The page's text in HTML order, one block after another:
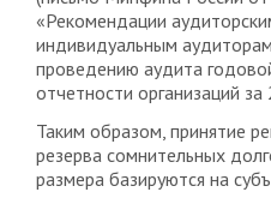
«Рекомендации
индивидуальным
проведению аудита
отчетности организаций за
Таким образом, принятие
резерва сомнительных
размера базируются на